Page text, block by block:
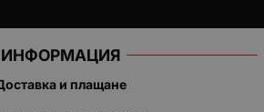
ИНФОРМАЦИЯ
и плащане